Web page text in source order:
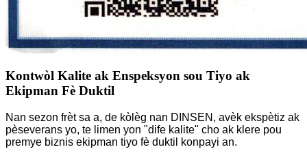
Kontwòl Kalite ak Enspeksyon sou Tiyo ak
Ekipman Fè Duktil
Nan sezon frèt sa a, de kòlèg nan DINSEN, avèk ekspètiz ak
pèseverans yo, te limen yon "dife kalite" cho ak klere pou
premye biznis ekipman tiyo fè duktil konpayi an.